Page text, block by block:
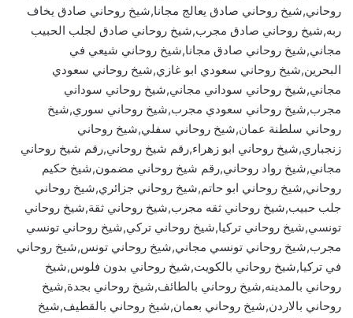
روحاني,شيخ روحاني صادق يعالج مجانا,شيخ روحاني صادق يخاف
ربه,شيخ روحاني صادق مجرب,شيخ روحاني صادق لجلب الحبيب
مجاني,شيخ روحاني صادق مجانا,شيخ روحاني شيعي في
البحرين,شيخ روحاني سعودي ابو غازي,شيخ روحاني سعودي
مجاني,شيخ روحاني سوداني مجاني,شيخ روحاني سوداني
مجرب,شيخ روحاني سعودي مجرب,شيخ روحاني سوري,شيخ
روحاني سلطنة عمان,شيخ روحاني سفلي,شيخ روحاني
زنجباري,شيخ روحاني ابو زهراء,رقم شيخ روحاني,رقم شيخ روحاني
مجاني,شيخ رواد روحاني,رقم شيخ روحاني مضمون,شيخ حكيم
روحاني,شيخ روحاني ابو حاتم,شيخ روحاني جزائري,شيخ روحاني
جلب حبيب,شيخ روحاني ثقه مجرب,شيخ روحاني ثقة,شيخ روحاني
تونسي,شيخ روحاني تركيا,شيخ روحاني تركي,شيخ روحاني تونسي
مجرب,شيخ روحاني تونسي مجاني,شيخ روحاني تونس,شيخ روحاني
في تركيا,شيخ روحاني بالكويت,شيخ روحاني بدون فلوس,شيخ
روحاني بالمدينه,شيخ روحاني بالطائف,شيخ روحاني بجدة,شيخ
روحاني بالاردن,شيخ روحاني بعمان,شيخ روحاني بالقطيف,شيخ